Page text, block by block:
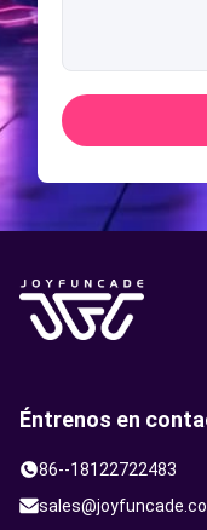
Éntrenos en
86--18122722483